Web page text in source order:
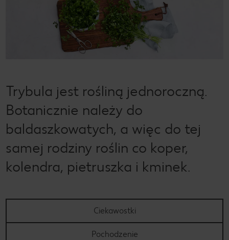
Trybula jest rośliną jednoroczną.
Botanicznie należy do
baldaszkowatych, a więc do tej
samej rodziny roślin co koper,
kolendra, pietruszka i kminek.
Ciekawostki
Pochodzenie